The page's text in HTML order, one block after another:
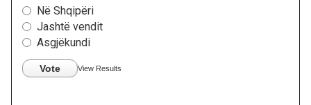
Në Shqipëri
Jashtë vendit
Asgjëkundi
Vote View Results